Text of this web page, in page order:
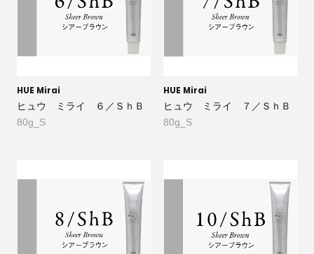
HUE Mirai
ヒュウ ミライ ６／ＳｈＢ
80g_S
HUE Mirai
ヒュウ ミライ ７／ＳｈＢ
80g_S